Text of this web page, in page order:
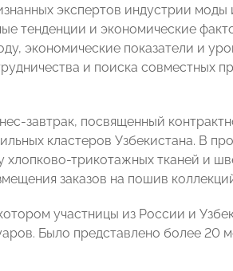
экспертов индустрии моды
тенденции и экономические
экономические показатели и
и поиска совместных
завтрак, посвященный
кластеров Узбекистана. В
хлопково-трикотажных тканей и
заказов на пошив
участницы из России и
Было представлено более 20